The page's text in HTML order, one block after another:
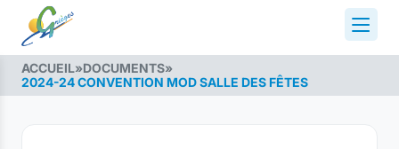
ACCUEIL»DOCUMENTS»
2024-24 CONVENTION MOD SALLE DES FÊTES